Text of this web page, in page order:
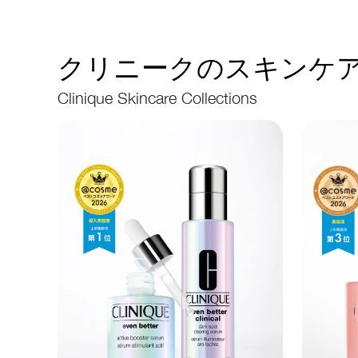
クリニークのスキンケ
Clinique Skincare Collections